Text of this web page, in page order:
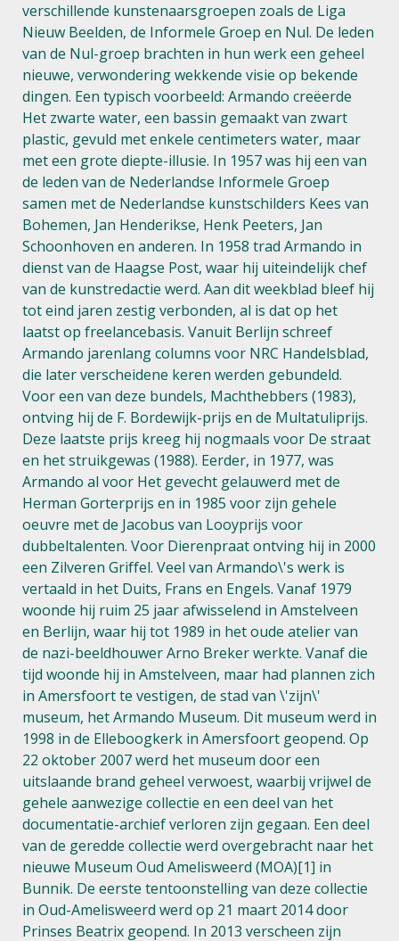
verschillende kunstenaarsgroepen zoals de Liga
Nieuw Beelden, de Informele Groep en Nul. De leden
van de Nul-groep brachten in hun werk een geheel
nieuwe, verwondering wekkende visie op bekende
dingen. Een typisch voorbeeld: Armando creëerde
Het zwarte water, een bassin gemaakt van zwart
plastic, gevuld met enkele centimeters water, maar
met een grote diepte-illusie. In 1957 was hij een van
de leden van de Nederlandse Informele Groep
samen met de Nederlandse kunstschilders Kees van
Bohemen, Jan Henderikse, Henk Peeters, Jan
Schoonhoven en anderen. In 1958 trad Armando in
dienst van de Haagse Post, waar hij uiteindelijk chef
van de kunstredactie werd. Aan dit weekblad bleef hij
tot eind jaren zestig verbonden, al is dat op het
laatst op freelancebasis. Vanuit Berlijn schreef
Armando jarenlang columns voor NRC Handelsblad,
die later verscheidene keren werden gebundeld.
Voor een van deze bundels, Machthebbers (1983),
ontving hij de F. Bordewijk-prijs en de Multatuliprijs.
Deze laatste prijs kreeg hij nogmaals voor De straat
en het struikgewas (1988). Eerder, in 1977, was
Armando al voor Het gevecht gelauwerd met de
Herman Gorterprijs en in 1985 voor zijn gehele
oeuvre met de Jacobus van Looyprijs voor
dubbeltalenten. Voor Dierenpraat ontving hij in 2000
een Zilveren Griffel. Veel van Armando\'s werk is
vertaald in het Duits, Frans en Engels. Vanaf 1979
woonde hij ruim 25 jaar afwisselend in Amstelveen
en Berlijn, waar hij tot 1989 in het oude atelier van
de nazi-beeldhouwer Arno Breker werkte. Vanaf die
tijd woonde hij in Amstelveen, maar had plannen zich
in Amersfoort te vestigen, de stad van \'zijn\'
museum, het Armando Museum. Dit museum werd in
1998 in de Elleboogkerk in Amersfoort geopend. Op
22 oktober 2007 werd het museum door een
uitslaande brand geheel verwoest, waarbij vrijwel de
gehele aanwezige collectie en een deel van het
documentatie-archief verloren zijn gegaan. Een deel
van de geredde collectie werd overgebracht naar het
nieuwe Museum Oud Amelisweerd (MOA)[1] in
Bunnik. De eerste tentoonstelling van deze collectie
in Oud-Amelisweerd werd op 21 maart 2014 door
Prinses Beatrix geopend. In 2013 verscheen zijn